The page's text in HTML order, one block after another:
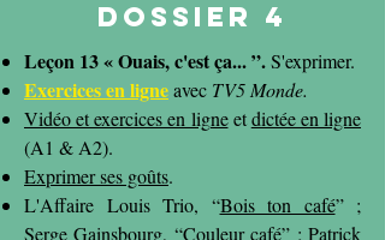
dossier 4
Leçon 13 « Ouais, c'est ça... ”.S'exprimer.
Exercices en ligneavec TV5 Monde.
Vidéo et exercices en ligneetdictée en ligne
(A1 & A2).
Exprimer ses goûts.
L'Affaire Louis Trio, “Bois ton café” ;
Serge Gainsbourg, “Couleur café” ; Patrick